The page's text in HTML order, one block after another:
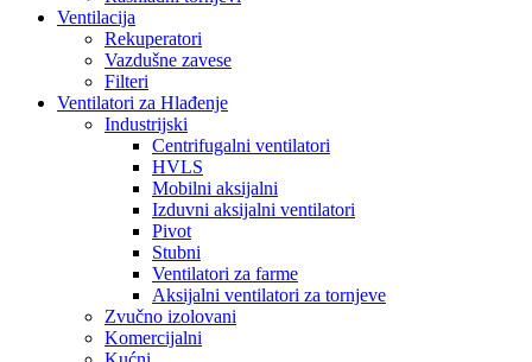
Ventilacija
Rekuperatori
Vazdušne zavese
Filteri
Ventilatori za Hlađenje
Industrijski
Centrifugalni ventilatori
HVLS
Mobilni aksijalni
Izduvni aksijalni ventilatori
Pivot
Stubni
Ventilatori za farme
Aksijalni ventilatori za tornjeve
Zvučno izolovani
Komercijalni